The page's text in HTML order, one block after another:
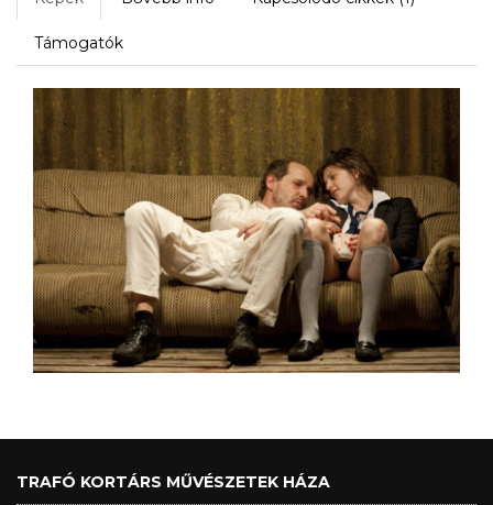
Támogatók
TRAFÓ KORTÁRS MŰVÉSZETEK HÁZA